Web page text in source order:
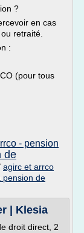
?
en cas
retraité.
:
(pour tous
- pension
de
agirc et arrco
pension de
| Klesia
droit direct, 2